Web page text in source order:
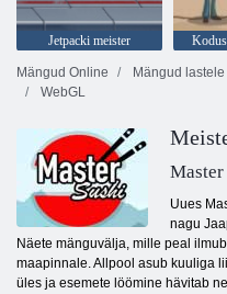
Jetpacki meister
Mängud Online
Mängud lastele
WebGL
Uues
nagu
Näete mänguvälja, mille peal
maapinnale. Allpool asub kuuliga
üles ja esemete löömine hävitab